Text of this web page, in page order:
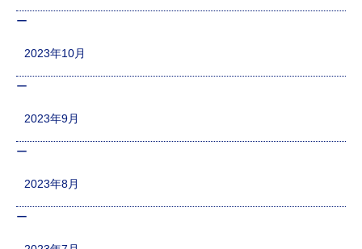
2023年10月
2023年9月
2023年8月